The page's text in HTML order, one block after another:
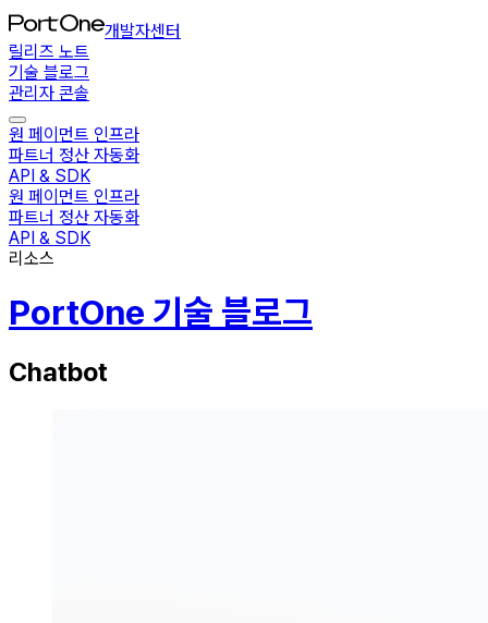
개발자센터
릴리즈 노트
기술 블로그
관리자 콘솔
원 페이먼트 인프라
파트너 정산 자동화
API & SDK
원 페이먼트 인프라
파트너 정산 자동화
API & SDK
리소스
PortOne 기술 블로그
Chatbot